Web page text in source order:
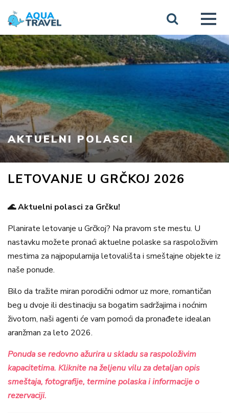
AKTUELNI POLASCI
LETOVANJE U GRČKOJ 2026
🌊 Aktuelni polasci za Grčku!
Planirate letovanje u Grčkoj? Na pravom ste mestu. U
nastavku možete pronaći aktuelne polaske sa raspoloživim
mestima za najpopularnija letovališta i smeštajne objekte iz
naše ponude.
Bilo da tražite miran porodični odmor uz more, romantičan
beg u dvoje ili destinaciju sa bogatim sadržajima i noćnim
životom, naši agenti će vam pomoći da pronađete idealan
aranžman za leto 2026.
Ponuda se redovno ažurira u skladu sa raspoloživim
kapacitetima. Kliknite na željenu vilu za detaljan opis
smeštaja, fotografije, termine polaska i informacije o
rezervaciji.